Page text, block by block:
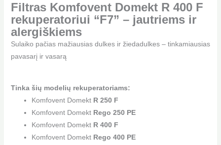
Filtras Komfovent Domekt R 400 F
rekuperatoriui “F7” – jautriems ir
alergiškiems
Sulaiko pačias mažiausias dulkes ir žiedadulkes – tinkamiausias
pavasarį ir vasarą
Tinka šių modelių rekuperatoriams:
Komfovent Domekt R 250 F
Komfovent Domekt Rego 250 PE
Komfovent Domekt R 400 F
Komfovent Domekt Rego 400 PE